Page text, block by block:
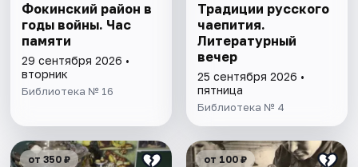
Фокинский район в
годы войны. Час
памяти
29 сентября 2026 •
вторник
Библиотека № 16
Традиции русского
чаепития.
Литературный
вечер
25 сентября 2026 •
пятница
Библиотека № 4
от 350 ₽ от 100 ₽